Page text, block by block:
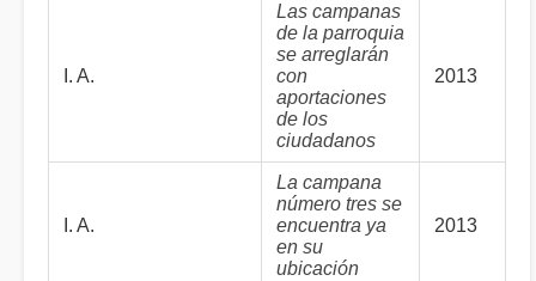
I. A.
Las campanas
de la parroquia
se arreglarán
con
aportaciones
de los
ciudadanos
2013
I. A.
La campana
número tres se
encuentra ya
en su
ubicación
2013